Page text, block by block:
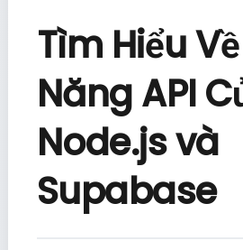
Tìm Hiểu
Năng API
Node.js và
Supabase